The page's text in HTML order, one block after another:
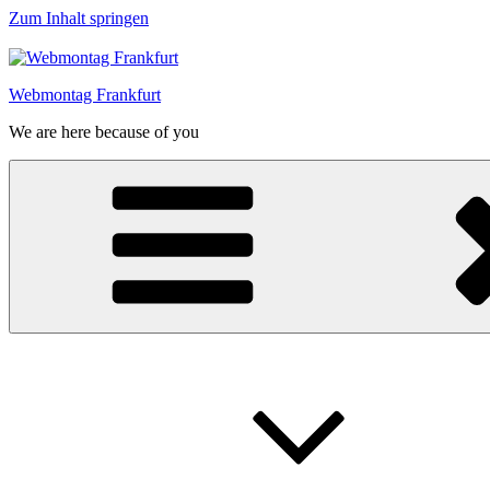
Zum Inhalt springen
Webmontag Frankfurt
We are here because of you